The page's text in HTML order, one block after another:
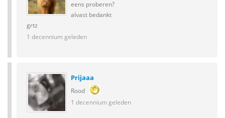
eens proberen?
alvast bedankt
grtz
1 decennium geleden
Prijaaa
Rood
1 decennium geleden